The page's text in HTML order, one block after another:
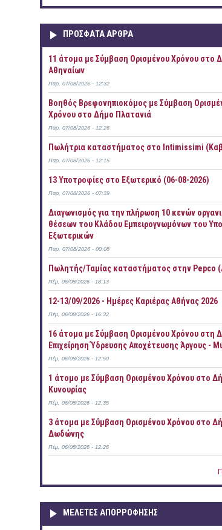
ΠΡOΣΦΑΤΑ AΡΘΡΑ
11 άτομα με Σύμβαση Ορισμένου Χρόνου στο
Αθηναίων
Παρ, 07/08/2026 - 12:32
Βοηθός Βρεφονηπιοκόμος με Σύμβαση
Χρόνου στο Δήμο Πλατανιά
Παρ, 07/08/2026 - 12:26
Πωλήτρια καταστήματος στο Intimissimi
Παρ, 07/08/2026 - 12:15
13 Υποτροφίες στο Εξωτερικό (06-08-2026)
Παρ, 07/08/2026 - 07:39
Διαγωνισμός για την πλήρωση 10 κενών
θέσεων του Κλάδου Εμπειρογνωμόνων του
Εξωτερικών
Παρ, 07/08/2026 - 00:08
Πωλητής/Ταμίας καταστήματος στην Pepco
Πέμ, 06/08/2026 - 18:13
12-13/09/2026 - Ημέρες Καριέρας Αθήνας 2026
Πέμ, 06/08/2026 - 16:32
16 άτομα με Σύμβαση Ορισμένου Χρόνου στη
Επιχείρηση Ύδρευσης Αποχέτευσης Άργους -
Πέμ, 06/08/2026 - 12:50
1 άτομο με Σύμβαση Ορισμένου Χρόνου στο
Κυνουρίας
Πέμ, 06/08/2026 - 12:35
3 άτομα με Σύμβαση Ορισμένου Χρόνου στο
Δωδώνης
Πέμ, 06/08/2026 - 12:26
ΜΕΛΕΤΕΣ ΑΠΟΡΡΟΦΗΣΗΣ